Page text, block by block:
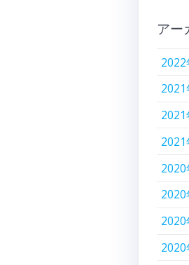
アー
2022
2021
2021
2021
2020
2020
2020
2020